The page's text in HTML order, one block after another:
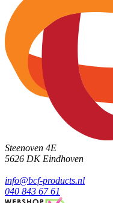
Steenoven 4E
5626 DKEindhoven
info@bcf-products.nl
040 843 67 61